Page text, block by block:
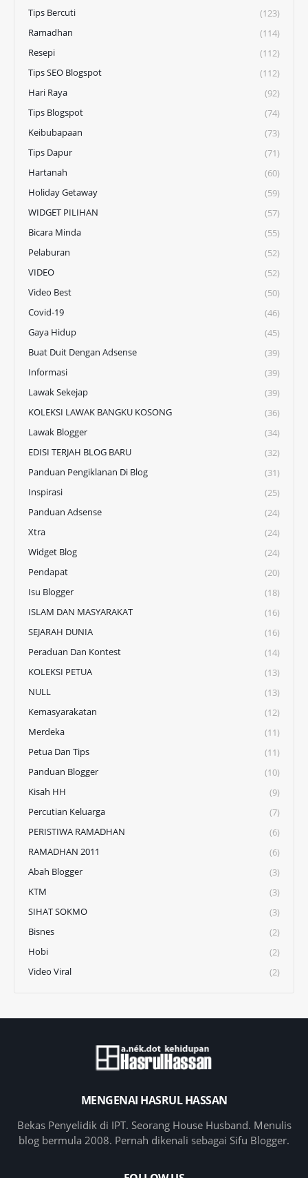
Tips Bercuti
(123)
Ramadhan
(114)
Resepi
(112)
Tips SEO Blogspot
(112)
Hari Raya
(92)
Tips Blogspot
(74)
Keibubapaan
(73)
Tips Dapur
(71)
Hartanah
(60)
Holiday Getaway
(59)
WIDGET PILIHAN
(57)
Bicara Minda
(55)
Pelaburan
(52)
VIDEO
(52)
Video Best
(50)
Covid-19
(46)
Gaya Hidup
(45)
Buat Duit Dengan Adsense
(39)
Informasi
(39)
Lawak Sekejap
(39)
KOLEKSI LAWAK BANGKU KOSONG
(36)
Lawak Blogger
(34)
EDISI TERJAH BLOG BARU
(32)
Panduan Pengiklanan Di Blog
(31)
Inspirasi
(25)
Panduan Adsense
(24)
Xtra
(24)
Widget Blog
(24)
Pendapat
(20)
Isu Blogger
(18)
ISLAM DAN MASYARAKAT
(16)
SEJARAH DUNIA
(16)
Peraduan Dan Kontest
(14)
KOLEKSI PETUA
(13)
NULL
(13)
Kemasyarakatan
(12)
Merdeka
(11)
Petua Dan Tips
(11)
Panduan Blogger
(10)
Kisah HH
(9)
Percutian Keluarga
(7)
PERISTIWA RAMADHAN
(6)
RAMADHAN 2011
(6)
Abah Blogger
(3)
KTM
(3)
SIHAT SOKMO
(3)
Bisnes
(2)
Hobi
(2)
Video Viral
(2)
MENGENAI HASRUL HASSAN
Bekas Penyelidik di IPT. Seorang House Husband. Menulis
blog bermula 2008. Pernah dikenali sebagai Sifu Blogger.